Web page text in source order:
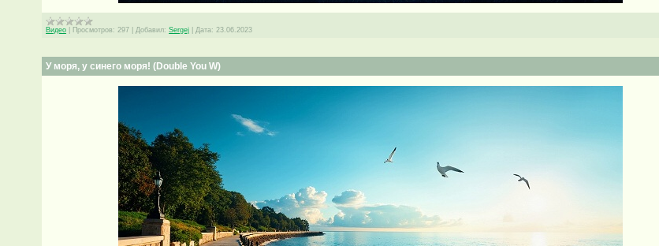
Видео Просмотров: 297 |Добавил: Sergej |Дата: 23.06.2023
У моря, у синего моря! (Double You W)